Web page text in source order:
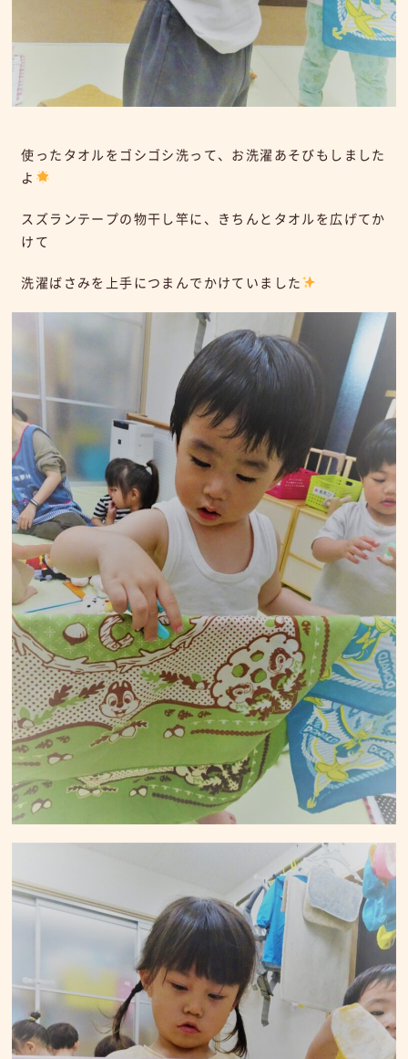
使ったタオルをゴシゴシ洗って、お洗濯あそびもしました
よ
スズランテープの物干し竿に、きちんとタオルを広げてか
けて
洗濯ばさみを上手につまんでかけていました